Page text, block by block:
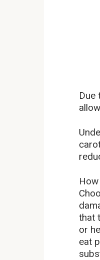
Due
that
or
eat